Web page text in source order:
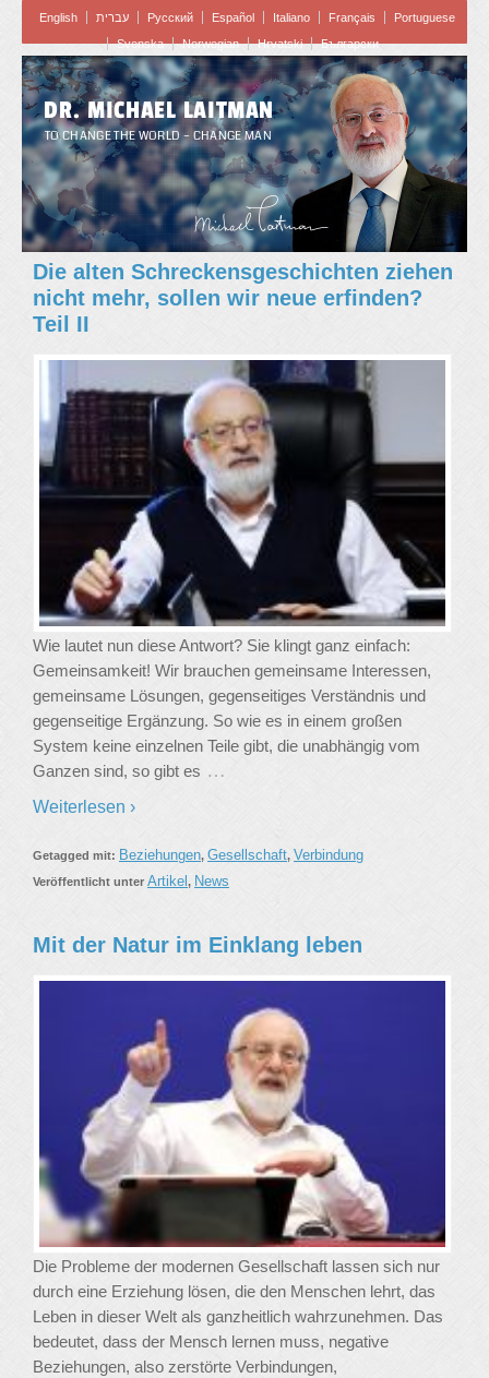
English עברית Pусский Español Italiano Français
Portuguese
Svenska
Norwegian Hrvatski Български
DR. MICHAEL LAITMAN
TO CHANGE THE WORLD – CHANGE MAN
Die alten Schreckensgeschichten ziehen
nicht mehr, sollen wir neue erfinden?
Teil II
Wie lautet nun diese Antwort? Sie klingt ganz einfach:
Gemeinsamkeit! Wir brauchen gemeinsame Interessen,
gemeinsame Lösungen, gegenseitiges Verständnis und
gegenseitige Ergänzung. So wie es in einem großen
System keine einzelnen Teile gibt, die unabhängig vom
Ganzen sind, so gibt es …
Weiterlesen ›
Getagged mit: Beziehungen, Gesellschaft, Verbindung
Veröffentlicht unter Artikel , News
Mit der Natur im Einklang leben
Die Probleme der modernen Gesellschaft lassen sich nur
durch eine Erziehung lösen, die den Menschen lehrt, das
Leben in dieser Welt als ganzheitlich wahrzunehmen. Das
bedeutet, dass der Mensch lernen muss, negative
Beziehungen, also zerstörte Verbindungen,